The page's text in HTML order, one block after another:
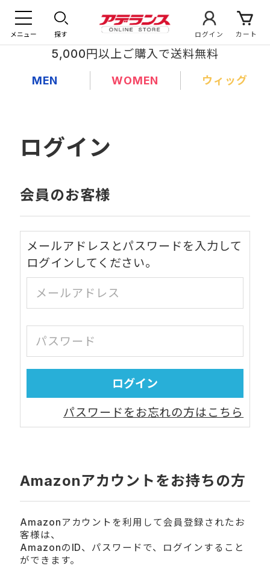
メニュー 探す ログイン カート
5,000円以上ご購入で送料無料
MEN WOMEN ウィッグ
ログイン
会員のお客様
メールアドレスとパスワードを入力して
ログインしてください。
パスワードをお忘れの方はこちら
Amazonアカウントをお持ちの方
Amazonアカウントを利用して会員登録されたお
客様は、
AmazonのID、パスワードで、ログインすること
ができます。